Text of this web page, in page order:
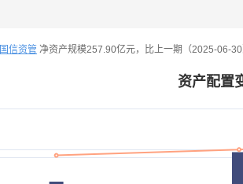
国信资管 净资产规模257.90亿元，比上一期（2025-06-
资产配置